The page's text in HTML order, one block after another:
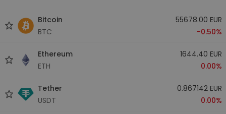
Bitcoin
BTC
55678.00 EUR
-0.50%
Ethereum
ETH
1644.40 EUR
0.00%
Tether
USDT
0.867142 EUR
0.00%